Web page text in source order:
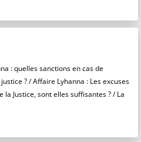
: quelles sanctions en cas de
? / Affaire Lyhanna : Les excuses
Justice, sont elles suffisantes ? / La